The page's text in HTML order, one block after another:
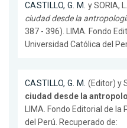
CASTILLO, G. M. y SORIA,
ciudad desde la
387 - 396). LIMA. Fondo
Universidad Católica del
CASTILLO, G. M. (Editor) y
ciudad desde la
LIMA. Fondo Editorial de
del Perú. Recuperado de: